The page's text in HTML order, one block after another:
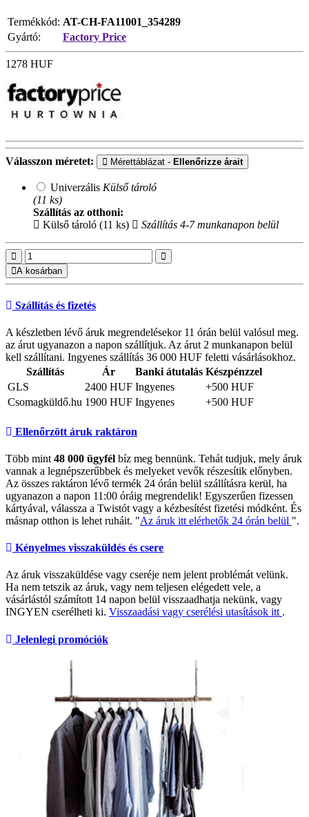
Termékkód: AT-CH-FA11001_354289
Gyártó:
Factory Price
1278 HUF
Válasszon méretet: Mérettáblázat - Ellenőrizze árait
Univerzális Külső tároló
(11 ks)
Szállítás az otthoni:
Külső tároló (11 ks)
Szállítás 4-7 munkanapon belül
A kosárban
Szállítás és fizetés
A készletben lévő áruk megrendelésekor 11 órán belül valósul meg.
az árut ugyanazon a napon szállítjuk. Az árut 2 munkanapon belül
kell szállítani. Ingyenes szállítás 36 000 HUF feletti vásárlásokhoz.
Szállítás
Ár Banki átutalás Készpénzzel
GLS
2400 HUF Ingyenes
+500 HUF
Csomagküldő.hu 1900 HUF Ingyenes +500 HUF
Ellenőrzött áruk raktáron
Több mint 48 000 ügyfél bíz meg bennünk. Tehát tudjuk, mely áruk
vannak a legnépszerűbbek és melyeket vevők részesítik előnyben.
Az összes raktáron lévő termék 24 órán belül szállításra kerül, ha
ugyanazon a napon 11:00 óráig megrendelik! Egyszerűen fizessen
kártyával, válassza a Twistót vagy a kézbesítést fizetési módként. És
másnap otthon is lehet ruháit. "Az áruk itt elérhetők 24 órán belül ".
Kényelmes visszaküldés és csere
Az áruk visszaküldése vagy cseréje nem jelent problémát velünk.
Ha nem tetszik az áruk, vagy nem teljesen elégedett vele, a
vásárlástól számított 14 napon belül visszaadhatja nekünk, vagy
INGYEN cserélheti ki. Visszaadási vagy cserélési utasítások itt .
Jelenlegi promóciók